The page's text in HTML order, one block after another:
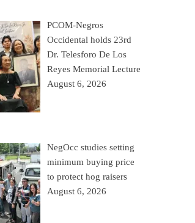
PCOM-Negros
Occidental holds 23rd
Dr. Telesforo De Los
Reyes Memorial Lecture
August 6, 2026
NegOcc studies setting
minimum buying price
to protect hog raisers
August 6, 2026